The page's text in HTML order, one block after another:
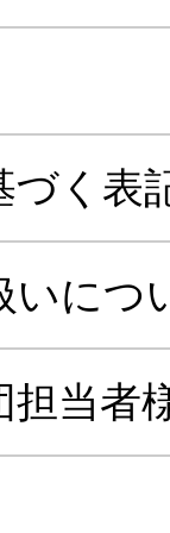
づく表
いにつ
担当者